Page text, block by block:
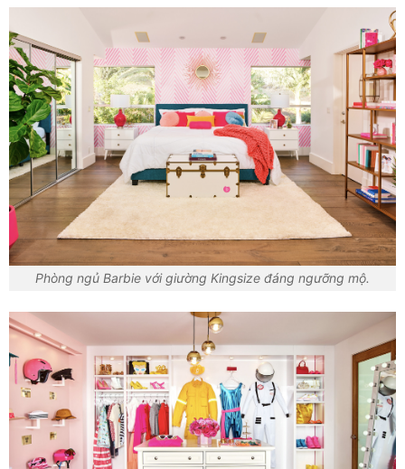
Phòng ngủ Barbie với giường Kingsize đáng ngưỡng mộ.